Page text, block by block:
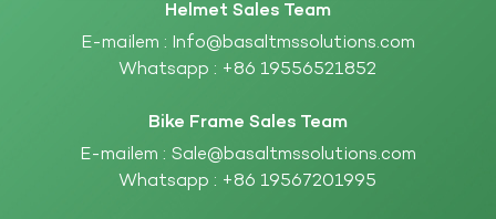
Helmet Sales Team
E-mailem : Info@basaltmssolutions.com
Whatsapp : +86 19556521852
Bike Frame Sales Team
E-mailem : Sale@basaltmssolutions.com
Whatsapp : +86 19567201995